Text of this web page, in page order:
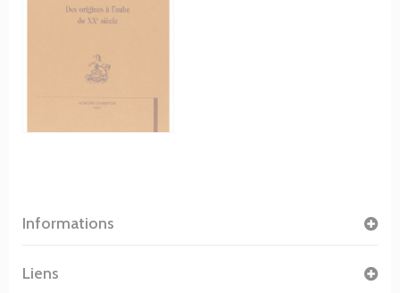
Informations
Liens